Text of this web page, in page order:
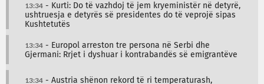
13:34 - Kurti: Do të vazhdoj të jem kryeministër në detyrë,
ushtruesja e detyrës së presidentes do të veprojë sipas
Kushtetutës
13:34 - Europol arreston tre persona në Serbi dhe
Gjermani: Rrjet i dyshuar i kontrabandës së emigrantëve
13:34 - Austria shënon rekord të ri temperaturash,